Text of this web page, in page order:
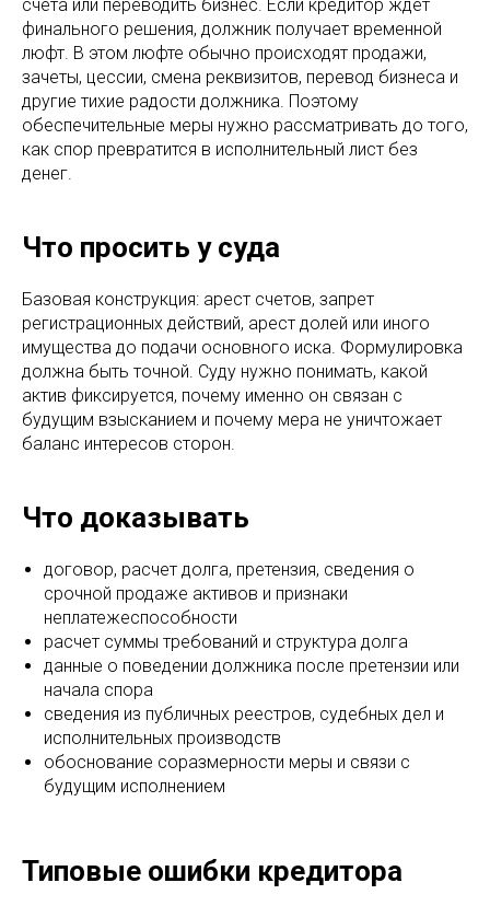
счета или переводить бизнес. Если кредитор ждет
финального решения, должник получает временной
люфт. В этом люфте обычно происходят продажи,
зачеты, цессии, смена реквизитов, перевод бизнеса и
другие тихие радости должника. Поэтому
обеспечительные меры нужно рассматривать до того,
как спор превратится в исполнительный лист без
денег.
Что просить у суда
Базовая конструкция: арест счетов, запрет
регистрационных действий, арест долей или иного
имущества до подачи основного иска. Формулировка
должна быть точной. Суду нужно понимать, какой
актив фиксируется, почему именно он связан с
будущим взысканием и почему мера не уничтожает
баланс интересов сторон.
Что доказывать
договор, расчет долга, претензия, сведения о
срочной продаже активов и признаки
неплатежеспособности
расчет суммы требований и структура долга
данные о поведении должника после претензии или
начала спора
сведения из публичных реестров, судебных дел и
исполнительных производств
обоснование соразмерности меры и связи с
будущим исполнением
Типовые ошибки кредитора